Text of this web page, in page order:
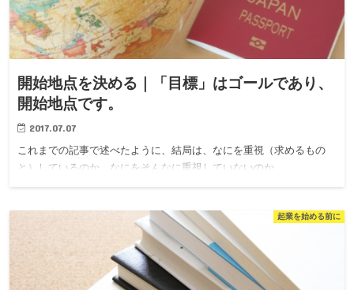
開始地点を決める｜「目標」はゴールであり、
開始地点です。
2017.07.07
これまでの記事で述べたように、結局は、なにを重視（求めるもの
と）しているのか、なにをそんなに重視していないのか…
起業を始める前に